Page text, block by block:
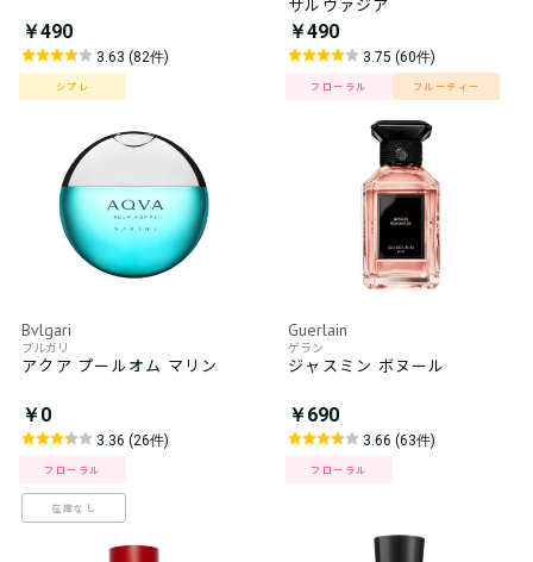
￥490
3.63 (82件)
シプレ
￥490
3.75 (60件)
フローラル フルーティー
Bvlgari
ブルガリ
アクア プールオム マリン
￥0
3.36 (26件)
フローラル
在庫なし
Guerlain
ゲラン
ジャスミン ボヌール
￥690
3.66 (63件)
フローラル